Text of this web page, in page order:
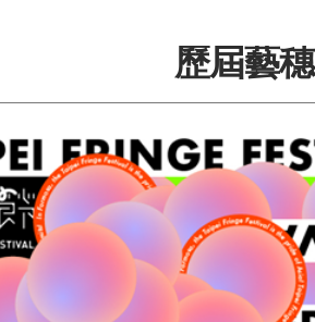
歷屆藝穗